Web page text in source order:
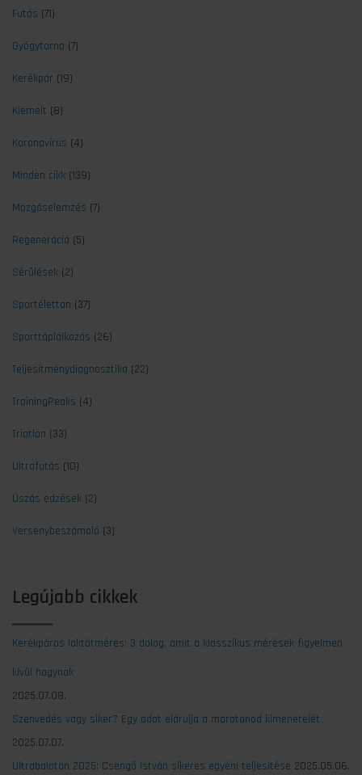
Futás (71)
Gyógytorna (7)
Kerékpár (19)
Kiemelt (8)
Koronavírus (4)
Minden cikk (139)
Mozgáselemzés (7)
Regeneráció (5)
Sérülések (2)
Sportélettan (37)
Sporttáplálkozás (26)
Teljesítménydiagnosztika (22)
TrainingPeaks (4)
Triatlon (33)
Ultrafutás (10)
Úszás edzések (2)
Versenybeszámoló (3)
Legújabb cikkek
Kerékpáros laktátmérés: 3 dolog, amit a klasszikus mérések figyelmen
kívül hagynak
2025.07.08.
Szenvedés vagy siker? Egy adat elárulja a maratonod kimenetelét
2025.07.07.
Ultrabalaton 2025: Csengő István sikeres egyéni teljesítése 2025.05.06.